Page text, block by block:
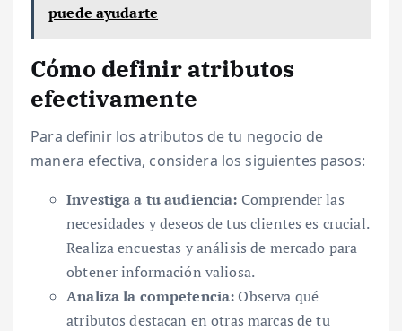
puede ayudarte
Cómo definir atributos
efectivamente
Para definir los atributos de tu negocio de
manera efectiva, considera los siguientes pasos:
Investiga a tu audiencia: Comprender las
necesidades y deseos de tus clientes es crucial.
Realiza encuestas y análisis de mercado para
obtener información valiosa.
Analiza la competencia: Observa qué
atributos destacan en otras marcas de tu